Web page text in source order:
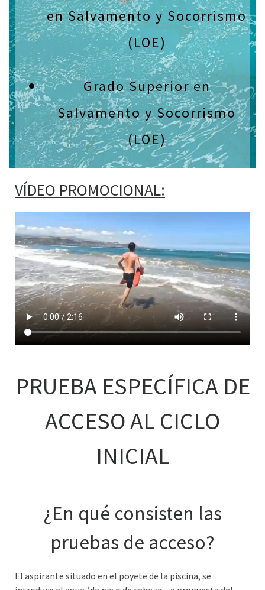
en Salvamento y Socorrismo
(LOE)
Grado Superior en
Salvamento y Socorrismo
(LOE)
VÍDEO PROMOCIONAL:
PRUEBA ESPECÍFICA DE
ACCESO AL CICLO
INICIAL
¿En qué consisten las
pruebas de acceso?
El aspirante situado en el poyete de la piscina, se